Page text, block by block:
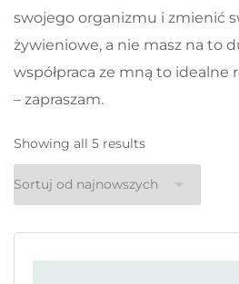
swojego organizmu i zmienić
żywieniowe, a nie masz na to
współpraca ze mną to idealne
– zapraszam.
Showing all 5 results